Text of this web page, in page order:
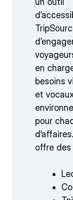
en
besoins
et
pour
offre des